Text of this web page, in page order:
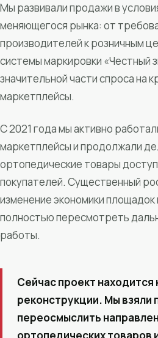
Мы развивали продажи в
меняющегося рынка: от
производителей к розничным
системы маркировки «Честный
значительной части спроса на
маркетплейсы.
С 2021 года мы активно
маркетплейсы и продолжали
ортопедические товары
покупателей. Существенный
изменение экономики
полностью пересмотреть
работы.
Сейчас проект находится
реконструкции. Мы взяли
переосмыслить